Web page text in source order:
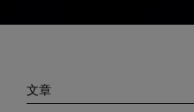
文章